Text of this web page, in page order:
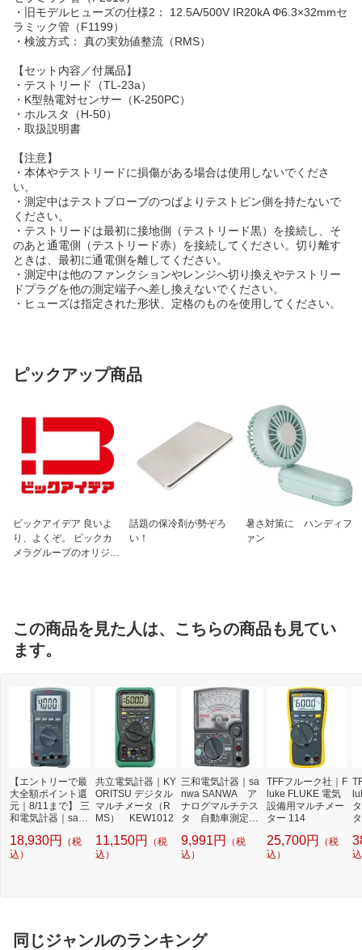
・旧モデルヒューズの仕様2： 12.5A/500V IR20kA Φ6.3×32mmセ
ラミック管（F1199）
・検波方式： 真の実効値整流（RMS）
【セット内容／付属品】
・テストリード（TL-23a）
・K型熱電対センサー（K-250PC）
・ホルスタ（H-50）
・取扱説明書
【注意】
・本体やテストリードに損傷がある場合は使用しないでくださ
い。
・測定中はテストプローブのつばよりテストピン側を持たないで
ください。
・テストリードは最初に接地側（テストリード黒）を接続し、そ
のあと通電側（テストリード赤）を接続してください。切り離す
ときは、最初に通電側を離してください。
・測定中は他のファンクションやレンジへ切り換えやテストリー
ドプラグを他の測定端子へ差し換えないでください。
・ヒューズは指定された形状、定格のものを使用してください。
ピックアップ商品
ビックアイデア 良いよ
り、よくぞ。 ビックカ
メラグループのオリジナ
話題の保冷剤が勢ぞろ
い！
暑さ対策に ハンディフ
ァン
この商品を見た人は、こちらの商品も見てい
ます。
【エントリーで最
大全額ポイント還
元｜8/11まで】 三
和電気計器｜san
チメータ RD700
18,930円
（税
込）
共立電気計器｜KY
ORITSU デジタル
マルチメータ（R
MS） KEW1012
11,150円
（税
込）
三和電気計器｜sa
nwa SANWA ア
ナログマルチテス
タ 自動車測定用
9,991円
（税
込）
TFFフルーク社｜F
luke FLUKE 電気
設備用マルチメー
ター 114
25,700円
（税
込）
同じジャンルのランキング